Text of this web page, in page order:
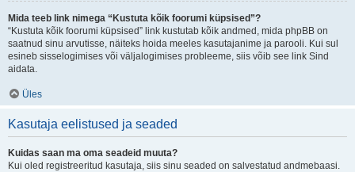
Mida teeb link nimega “Kustuta kõik foorumi küpsised”?
“Kustuta kõik foorumi küpsised” link kustutab kõik andmed, mida phpBB on
saatnud sinu arvutisse, näiteks hoida meeles kasutajanime ja parooli. Kui sul
esineb sisselogimises või väljalogimises probleeme, siis võib see link Sind
aidata.
Üles
Kasutaja eelistused ja seaded
Kuidas saan ma oma seadeid muuta?
Kui oled registreeritud kasutaja, siis sinu seaded on salvestatud andmebaasi.